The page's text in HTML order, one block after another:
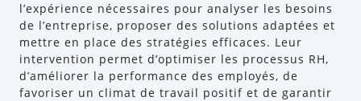
l’expérience nécessaires pour analyser les besoins
de l’entreprise, proposer des solutions adaptées et
mettre en place des stratégies efficaces. Leur
intervention permet d’optimiser les processus RH,
d’améliorer la performance des employés, de
favoriser un climat de travail positif et de garantir